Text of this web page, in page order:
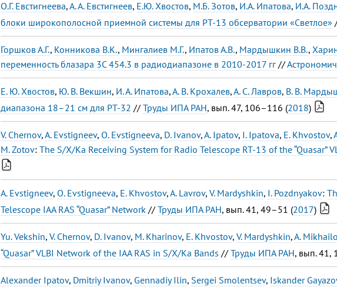
О.Г. Евстигнеева,А. А. Евстигнеев, Е.Ю. Хвостов, М.Б. Зотов, И.А. Ипатова, И.А.
блоки широкополосной приемной системы для РТ-13 обсерватории «Светлое»
Горшков А.Г., Конникова В.К., Мингалиев М.Г., Ипатов А.В., Мардышкин В.В.,
переменность блазара 3C 454.3 в радиодиапазоне в 2010-2017 гг //
Е. Ю. Хвостов, Ю. В. Векшин, И. А. Ипатова,А. В. Крохалев,А. С. Лавров, В. В.
диапазона 18–21 см для РТ-32 // Труды ИПА РАН, вып. 47, 106–116 (2018)
V. Chernov,A. Evstigneev, O. Evstigneeva, D. Ivanov,A. Ipatov, I. Ipatova, E. Khvostov,
M. Zotov: The S/X/Ka Receiving System for Radio Telescope RT-13 of the “Quasar”
A. Evstigneev, O. Evstigneeva, E. Khvostov,A. Lavrov, V. Mardyshkin, I. Pozdnyakov:
Telescope IAA RAS “Quasar” Network // Труды ИПА РАН, вып. 41, 49–51 (2017)
Yu. Vekshin, V. Chernov, D. Ivanov, M. Kharinov, E. Khvostov, V. Mardyshkin,A.
“Quasar” VLBI Network of the IAA RAS in S/X/Ka Bands // Труды ИПА РАН, вып. 41,
Alexander Ipatov, Dmitriy Ivanov, Gennadiy Ilin, Sergei Smolentsev, Iskander